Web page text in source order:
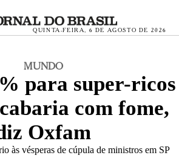
QUINTA-FEIRA, 6 DE AGOSTO DE 2026
MUNDO
para super-ricos
com fome,
Oxfam
às vésperas de cúpula de ministros em SP